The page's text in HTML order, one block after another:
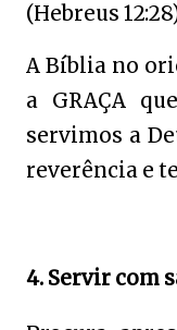
(Hebreus
A Bíblia no
a GRAÇA
servimos a
reverência e
4. Servir com